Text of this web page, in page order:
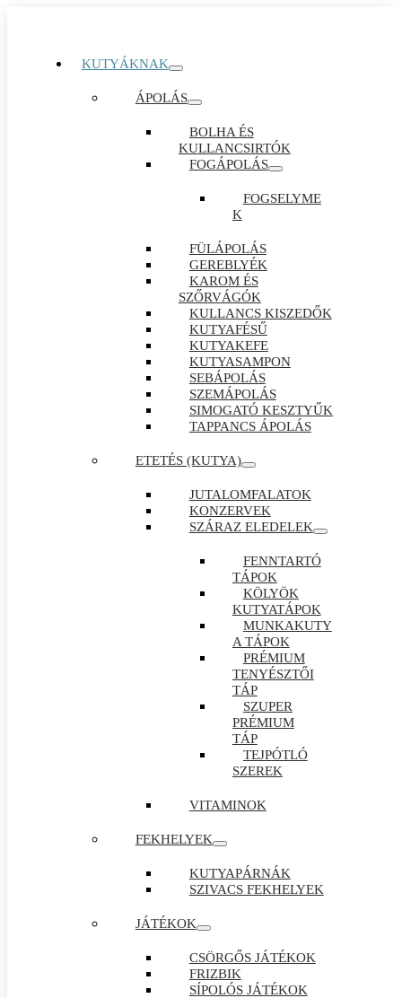
KUTYÁKNAK
ÁPOLÁS
BOLHA ÉS
KULLANCSIRTÓK
FOGÁPOLÁS
FOGSELYME
K
FÜLÁPOLÁS
GEREBLYÉK
KAROM ÉS
SZŐRVÁGÓK
KULLANCS KISZEDŐK
KUTYAFÉSŰ
KUTYAKEFE
KUTYASAMPON
SEBÁPOLÁS
SZEMÁPOLÁS
SIMOGATÓ KESZTYŰK
TAPPANCS ÁPOLÁS
ETETÉS (KUTYA)
JUTALOMFALATOK
KONZERVEK
SZÁRAZ ELEDELEK
FENNTARTÓ
TÁPOK
KÖLYÖK
KUTYATÁPOK
MUNKAKUTY
A TÁPOK
PRÉMIUM
TENYÉSZTŐI
TÁP
SZUPER
PRÉMIUM
TÁP
TEJPÓTLÓ
SZEREK
VITAMINOK
FEKHELYEK
KUTYAPÁRNÁK
SZIVACS FEKHELYEK
JÁTÉKOK
CSÖRGŐS JÁTÉKOK
FRIZBIK
SÍPOLÓS JÁTÉKOK